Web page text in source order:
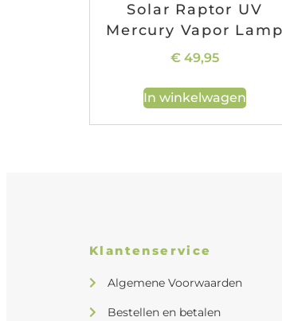
Solar Raptor UV
Mercury Vapor Lamp
€ 49,95
In winkelwagen
Klantenservice
Algemene Voorwaarden
Bestellen en betalen